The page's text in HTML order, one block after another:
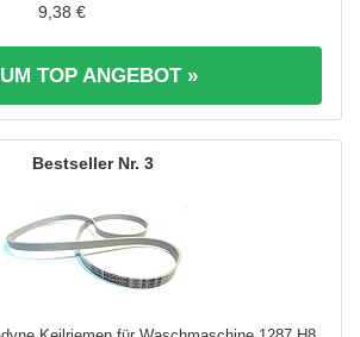
9,38 €
TOP ANGEBOT »
3